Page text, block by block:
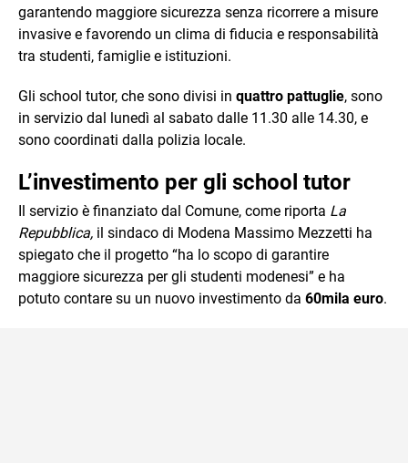
garantendo maggiore sicurezza senza ricorrere a misure
invasive e favorendo un clima di fiducia e responsabilità
tra studenti, famiglie e istituzioni.
Gli school tutor, che sono divisi in quattro pattuglie, sono
in servizio dal lunedì al sabato dalle 11.30 alle 14.30, e
sono coordinati dalla polizia locale.
L’investimento per gli school tutor
Il servizio è finanziato dal Comune, come riporta La
Repubblica, il sindaco di Modena Massimo Mezzetti ha
spiegato che il progetto “ha lo scopo di garantire
maggiore sicurezza per gli studenti modenesi” e ha
potuto contare su un nuovo investimento da 60mila euro.